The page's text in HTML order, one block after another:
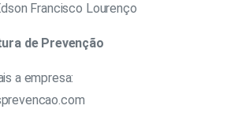
Francisco Lourenço
de Prevenção
a empresa: